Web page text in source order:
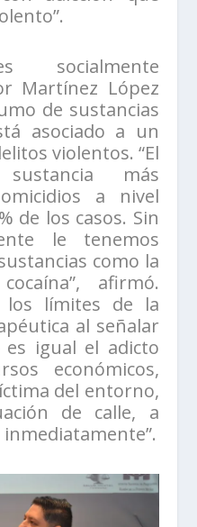
socialmente
Martínez López
de sustancias
asociado a un
violentos. “El
más
a nivel
de los casos. Sin
le tenemos
como la
afirmó.
los límites de la
al señalar
es igual el adicto
económicos,
del entorno,
de calle, a